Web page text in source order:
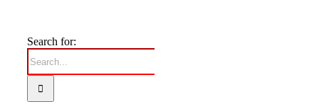
Search for: